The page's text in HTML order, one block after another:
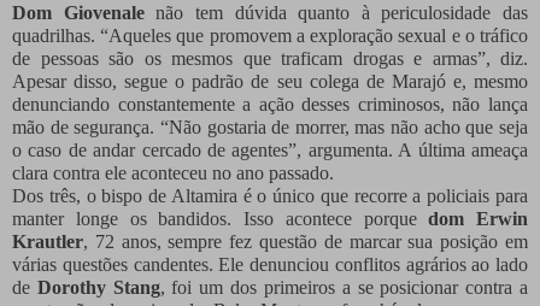
Dom Giovenalenão tem dúvida quanto à periculosidade das
quadrilhas. “Aqueles que promovem a exploração sexual e o tráfico
de pessoas são os mesmos que traficam drogas e armas”, diz.
Apesar disso, segue o padrão de seu colega de Marajó e, mesmo
denunciando constantemente a ação desses criminosos, não lança
mão de segurança. “Não gostaria de morrer, mas não acho que seja
o caso de andar cercado de agentes”, argumenta. A última ameaça
clara contra ele aconteceu no ano passado.
Dos três, o bispo de Altamira é o único que recorre a policiais para
manter longe os bandidos. Isso acontece porquedom Erwin
Krautler, 72 anos, sempre fez questão de marcar sua posição em
várias questões candentes. Ele denunciou conflitos agrários ao lado
de Dorothy Stang, foi um dos primeiros a se posicionar contra a